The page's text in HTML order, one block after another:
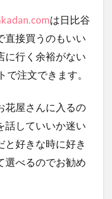
は日比谷
直接買うのもいい
に行く余裕がない
注文できます。
花屋さんに入るの
話していいか迷い
と好きな時に好き
選べるのでお勧め